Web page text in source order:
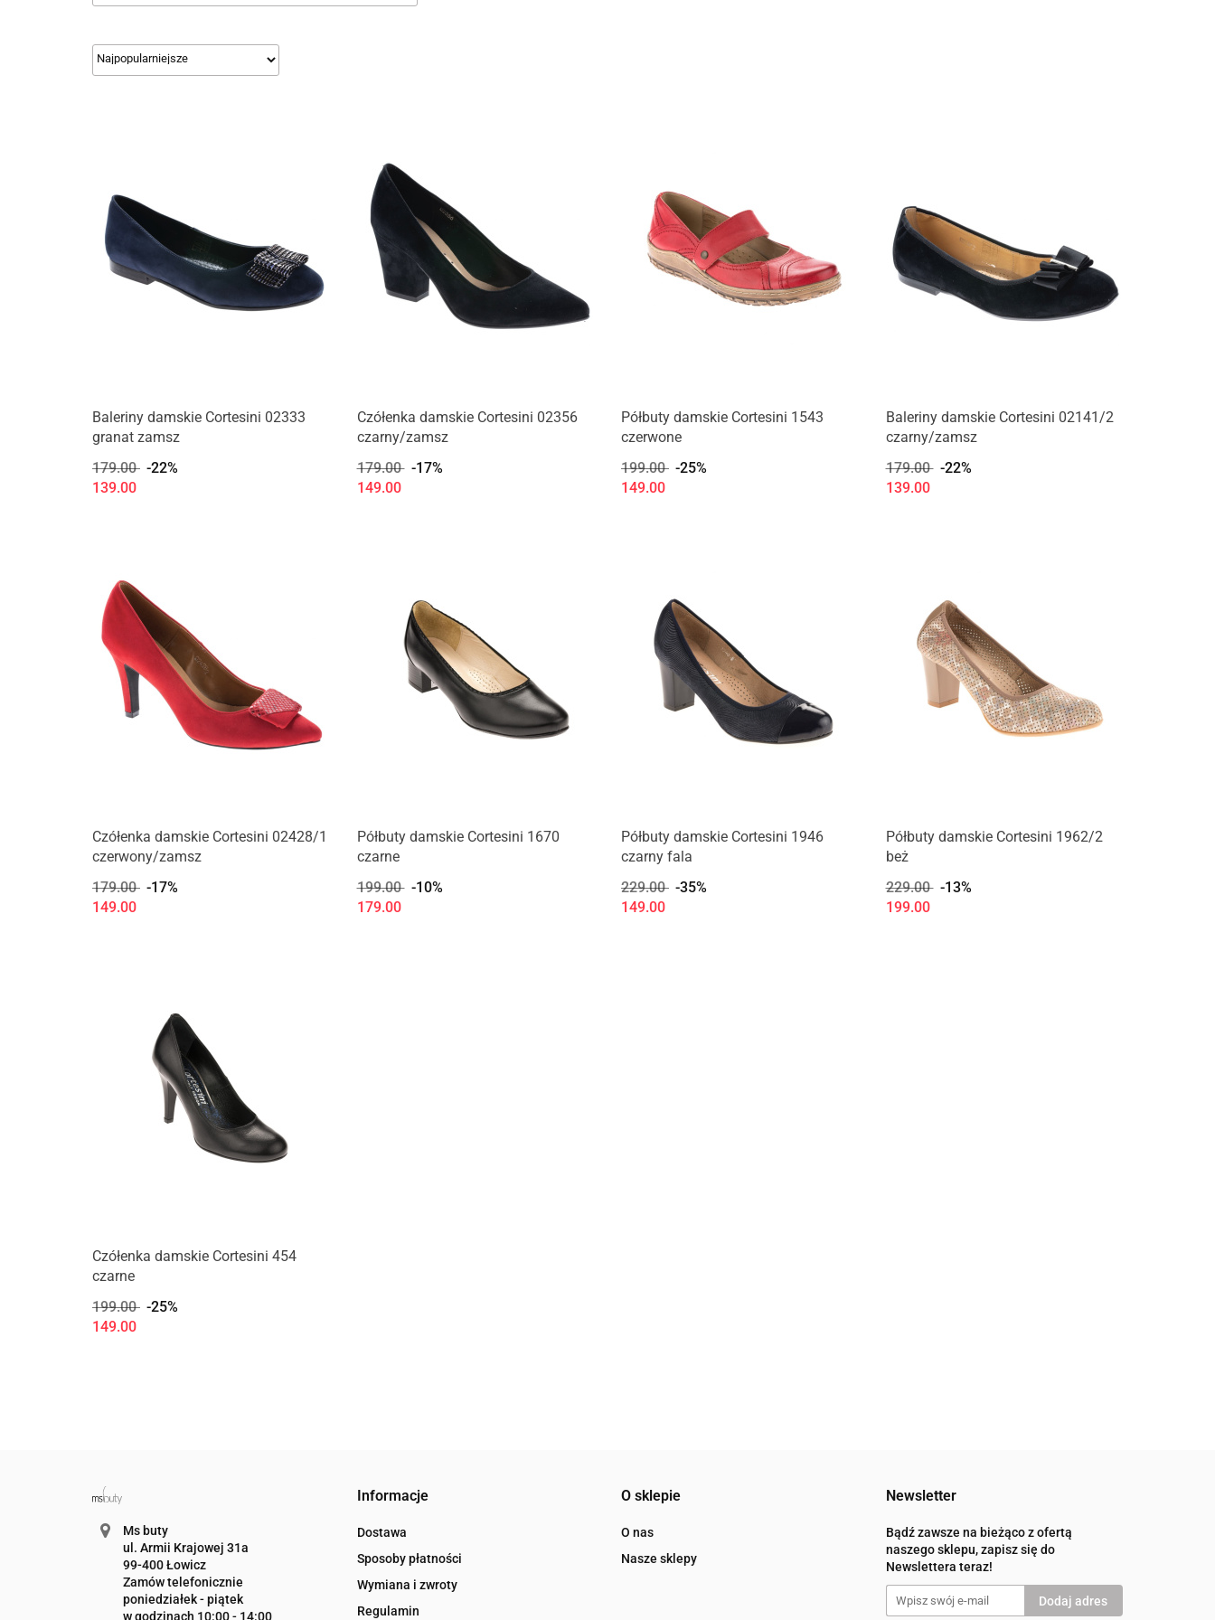
Baleriny damskie Cortesini 02333
granat zamsz
179.00 -22%
139.00
Czółenka damskie Cortesini 02356
czarny/zamsz
179.00
-17%
149.00
Półbuty damskie Cortesini 1543
czerwone
199.00 -25%
149.00
Baleriny damskie Cortesini 02141/2
czarny/zamsz
179.00
-22%
139.00
Czółenka damskie Cortesini 02428/1
czerwony/zamsz
179.00 -17%
149.00
Półbuty damskie Cortesini 1670
czarne
199.00
-10%
179.00
Półbuty damskie Cortesini 1946
czarny fala
229.00 -35%
149.00
Półbuty damskie Cortesini 1962/2
beż
229.00
-13%
199.00
Produkt niedostępny
Czółenka damskie Cortesini 454
czarne
199.00 -25%
149.00
Ms buty
ul. Armii Krajowej 31a
99-400 Łowicz
Zamów telefonicznie
poniedziałek - piątek
w godzinach 10:00 - 14:00
Informacje
Dostawa
Sposoby płatności
Wymiana i zwroty
Regulamin
O sklepie
O nas
Nasze sklepy
Newsletter
Bądź zawsze na bieżąco z ofertą
naszego sklepu, zapisz się do
Newslettera teraz!